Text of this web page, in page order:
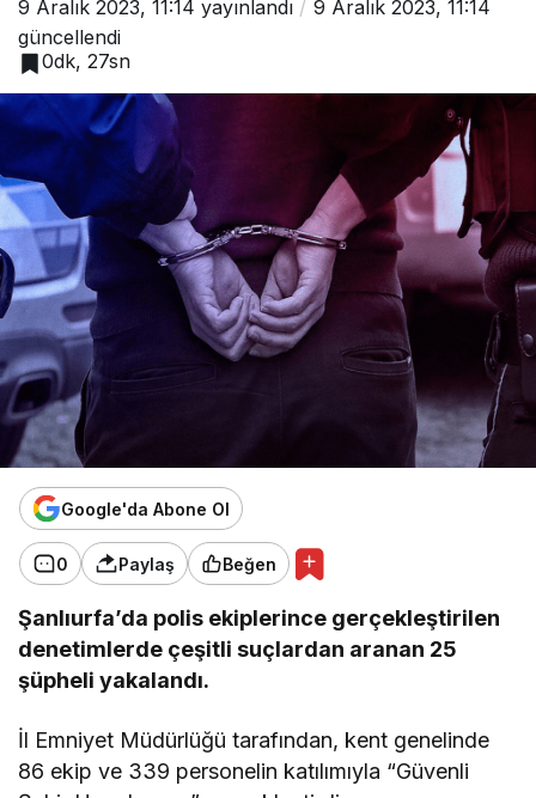
9 Aralık 2023, 11:14 yayınlandı
9 Aralık 2023, 11:14
güncellendi
0dk, 27sn
Google'da Abone Ol
0 Paylaş Beğen
Şanlıurfa’da polis ekiplerince gerçekleştirilen
denetimlerde çeşitli suçlardan aranan 25
şüpheli yakalandı.
İl Emniyet Müdürlüğü tarafından, kent genelinde
86 ekip ve 339 personelin katılımıyla “Güvenli